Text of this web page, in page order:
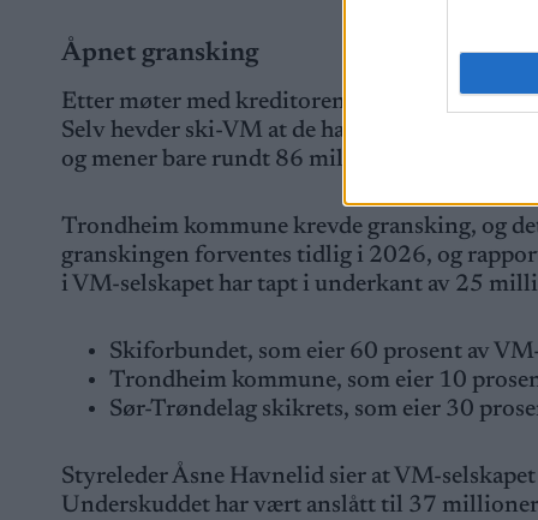
Åpnet gransking
Etter møter med kreditorene 17. juni viste
Selv hevder ski-VM at de har cirka 85
og mener bare rundt 86 millioner er reelle.
Trondheim kommune krevde gransking, og
granskingen forventes tidlig i 2026, og
i VM-selskapet har tapt i underkant av 25
Skiforbundet, som eier 60 prosent av
Trondheim kommune, som eier 10
Sør-Trøndelag skikrets, som eier 30
Styreleder Åsne Havnelid sier at VM-
Underskuddet har vært anslått til 37